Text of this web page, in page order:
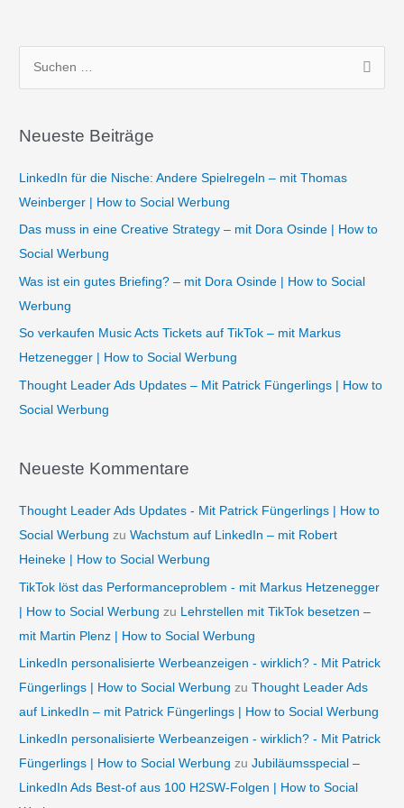
h
h
:
Neueste Beiträge
LinkedIn für die Nische: Andere Spielregeln – mit Thomas
Weinberger | How to Social Werbung
Das muss in eine Creative Strategy – mit Dora Osinde | How to
Social Werbung
Was ist ein gutes Briefing? – mit Dora Osinde | How to Social
Werbung
So verkaufen Music Acts Tickets auf TikTok – mit Markus
Hetzenegger | How to Social Werbung
Thought Leader Ads Updates – Mit Patrick Füngerlings | How to
Social Werbung
Neueste Kommentare
Thought Leader Ads Updates - Mit Patrick Füngerlings | How to
Social Werbung zuWachstum auf LinkedIn – mit Robert
Heineke | How to Social Werbung
TikTok löst das Performanceproblem - mit Markus Hetzenegger
| How to Social Werbung zu Lehrstellen mit TikTok besetzen –
mit Martin Plenz | How to Social Werbung
LinkedIn personalisierte Werbeanzeigen - wirklich? - Mit Patrick
Füngerlings | How to Social Werbung zuThought Leader Ads
auf LinkedIn – mit Patrick Füngerlings | How to Social Werbung
LinkedIn personalisierte Werbeanzeigen - wirklich? - Mit Patrick
Füngerlings | How to Social Werbung zuJubiläumsspecial –
LinkedIn Ads Best-of aus 100 H2SW-Folgen | How to Social